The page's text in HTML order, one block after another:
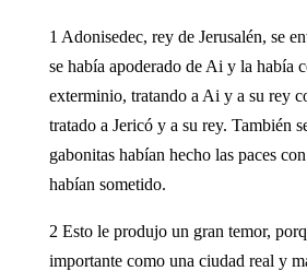
1 Adonisedec, rey de Jerusalén, se
se había apoderado de Ai y la había
exterminio, tratando a Ai y a su rey
tratado a Jericó y a su rey. También
gabonitas habían hecho las paces
habían sometido.
2 Esto le produjo un gran temor,
importante como una ciudad real y